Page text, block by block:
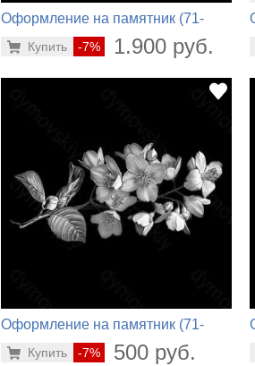
Оформление на памятник (71-
-7% 1.900 руб.
Купить
Оформление на памятник (71-
-7% 500 руб.
Купить